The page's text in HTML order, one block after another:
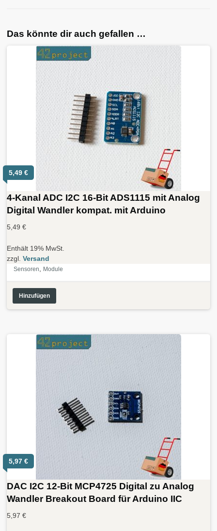
Das könnte dir auch gefallen …
5,49 €
4-Kanal ADC I2C 16-Bit ADS1115 mit Analog
Digital Wandler kompat. mit Arduino
5,49 €
Enthält 19% MwSt.
zzgl. Versand
Sensoren Module
Hinzufügen
5,97 €
DAC I2C 12-Bit MCP4725 Digital zu Analog
Wandler Breakout Board für Arduino IIC
5,97 €